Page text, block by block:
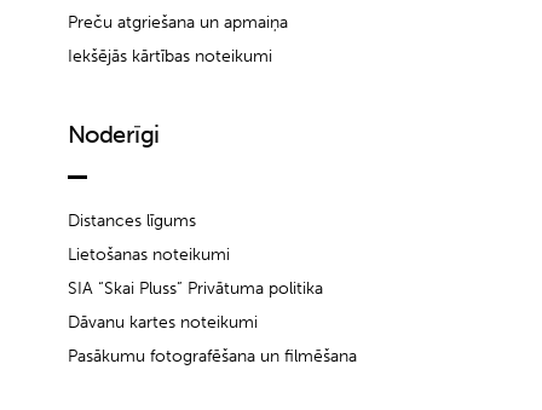
Preču atgriešana un apmaiņa
Iekšējās kārtības noteikumi
Noderīgi
Distances līgums
Lietošanas noteikumi
SIA “Skai Pluss” Privātuma politika
Dāvanu kartes noteikumi
Pasākumu fotografēšana un filmēšana